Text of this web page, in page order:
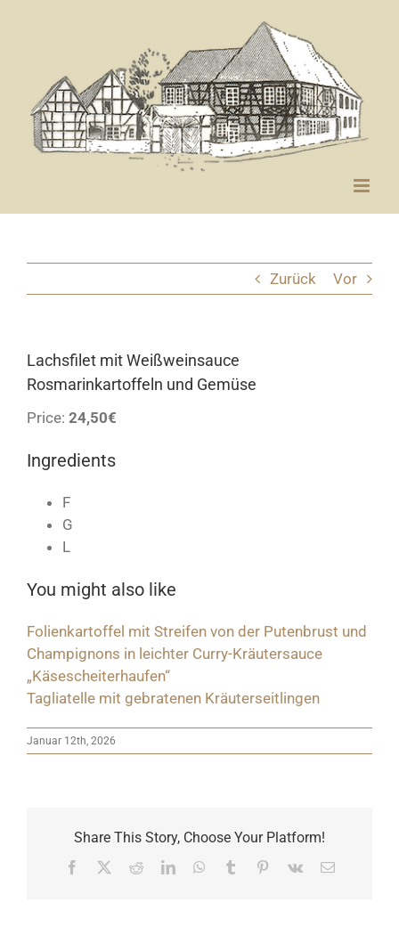
Zurück Vor
Lachsfilet mit Weißweinsauce
Rosmarinkartoffeln und Gemüse
Price: 24,50€
Ingredients
F
G
L
You might also like
Folienkartoffel mit Streifen von der Putenbrust und
Champignons in leichter Curry-Kräutersauce
„Käsescheiterhaufen“
Tagliatelle mit gebratenen Kräuterseitlingen
Januar 12th, 2026
Share This Story, Choose Your Platform!
Facebook RedditLinkedInWhatsApp
Tumblr Pinterest
Vk
E-